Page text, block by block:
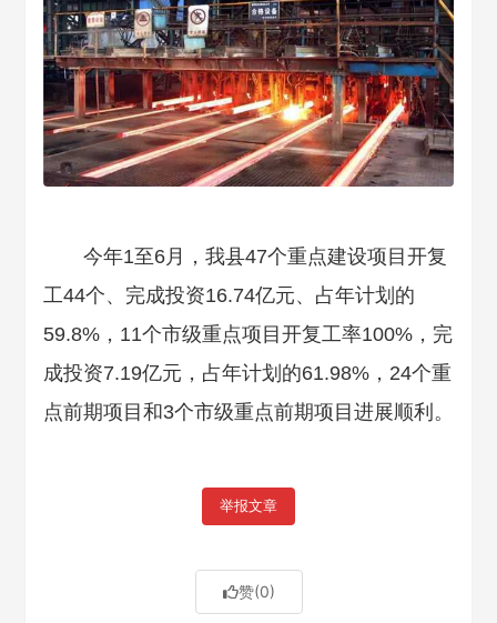
今年1至6月，我县47个重点建设项目开复
工44个、完成投资16.74亿元、占年计划的
59.8%，11个市级重点项目开复工率100%，完
成投资7.19亿元，占年计划的61.98%，24个重
点前期项目和3个市级重点前期项目进展顺利。
举报文章
赞(0)